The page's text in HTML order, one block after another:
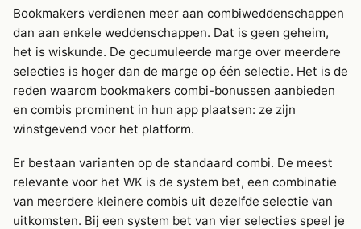
Bookmakers verdienen meer aan combiweddenschappen
dan aan enkele weddenschappen. Dat is geen geheim,
het is wiskunde. De gecumuleerde marge over meerdere
selecties is hoger dan de marge op één selectie. Het is de
reden waarom bookmakers combi-bonussen aanbieden
en combis prominent in hun app plaatsen: ze zijn
winstgevend voor het platform.
Er bestaan varianten op de standaard combi. De meest
relevante voor het WK is de system bet, een combinatie
van meerdere kleinere combis uit dezelfde selectie van
uitkomsten. Bij een system bet van vier selecties speel je